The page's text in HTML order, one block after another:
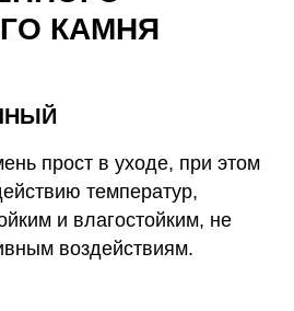
КАМНЯ
прост в уходе, при этом
температур,
и влагостойким, не
воздействиям.